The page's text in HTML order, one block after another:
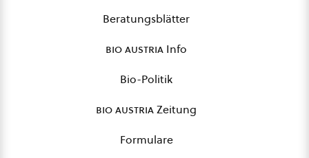
Beratungsblätter
bio austria Info
Bio-Politik
bio austriaZeitung
Formulare